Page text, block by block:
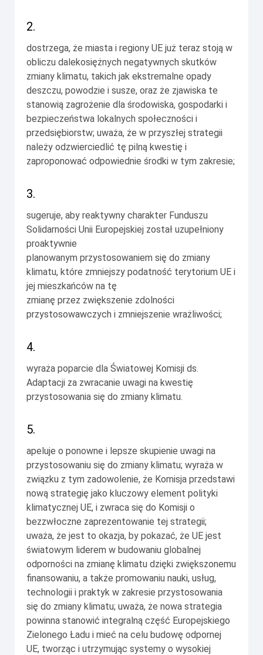
2.
dostrzega, że miasta i regiony UE już teraz stoją w
obliczu dalekosiężnych negatywnych skutków
zmiany klimatu, takich jak ekstremalne opady
deszczu, powodzie i susze, oraz że zjawiska te
stanowią zagrożenie dla środowiska, gospodarki i
bezpieczeństwa lokalnych społeczności i
przedsiębiorstw; uważa, że w przyszłej strategii
należy odzwierciedlić tę pilną kwestię i
zaproponować odpowiednie środki w tym zakresie;
3.
sugeruje, aby reaktywny charakter Funduszu
Solidarności Unii Europejskiej został uzupełniony
proaktywnie
planowanym przystosowaniem się do zmiany
klimatu, które zmniejszy podatność terytorium UE i
jej mieszkańców na tę
zmianę przez zwiększenie zdolności
przystosowawczych i zmniejszenie wrażliwości;
4.
wyraża poparcie dla Światowej Komisji ds.
Adaptacji za zwracanie uwagi na kwestię
przystosowania się do zmiany klimatu.
5.
apeluje o ponowne i lepsze skupienie uwagi na
przystosowaniu się do zmiany klimatu; wyraża w
związku z tym zadowolenie, że Komisja przedstawi
nową strategię jako kluczowy element polityki
klimatycznej UE, i zwraca się do Komisji o
bezzwłoczne zaprezentowanie tej strategii;
uważa, że jest to okazja, by pokazać, że UE jest
światowym liderem w budowaniu globalnej
odporności na zmianę klimatu dzięki zwiększonemu
finansowaniu, a także promowaniu nauki, usług,
technologii i praktyk w zakresie przystosowania
się do zmiany klimatu; uważa, że nowa strategia
powinna stanowić integralną część Europejskiego
Zielonego Ładu i mieć na celu budowę odpornej
UE, tworząc i utrzymując systemy o wysokiej